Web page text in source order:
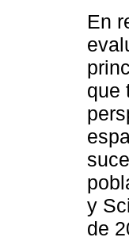
En
que
y
de